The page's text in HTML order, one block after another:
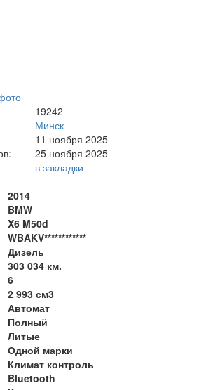
19242
Минск
11 ноября 2025
25 ноября 2025
в закладки
2014
BMW
X6 M50d
WBAKV************
Дизель
303 034 км.
6
2 993 см3
Автомат
Полный
Литые
Одной марки
Климат контроль
Bluetooth